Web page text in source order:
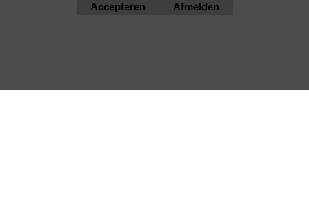
Accepteren Afmelden